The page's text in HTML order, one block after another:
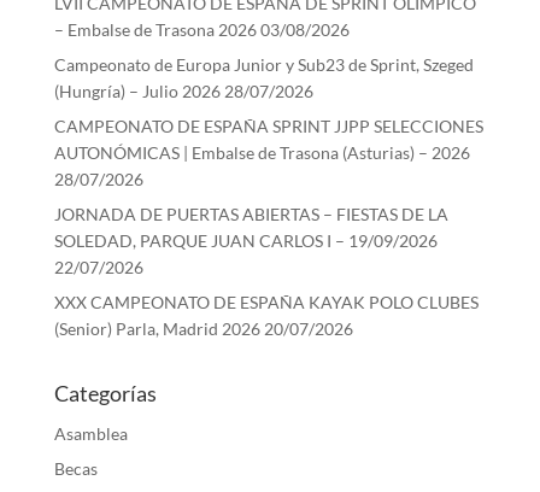
– Embalse de Trasona 202603/08/2026
Campeonato de Europa Junior y Sub23 de Sprint, Szeged
(Hungría) – Julio 202628/07/2026
CAMPEONATO DE ESPAÑA SPRINT JJPP SELECCIONES
AUTONÓMICAS | Embalse de Trasona (Asturias) – 2026
28/07/2026
JORNADA DE PUERTAS ABIERTAS – FIESTAS DE LA
SOLEDAD, PARQUE JUAN CARLOS I – 19/09/2026
22/07/2026
XXX CAMPEONATO DE ESPAÑA KAYAK POLO CLUBES
(Senior) Parla, Madrid 202620/07/2026
Categorías
Asamblea
Becas